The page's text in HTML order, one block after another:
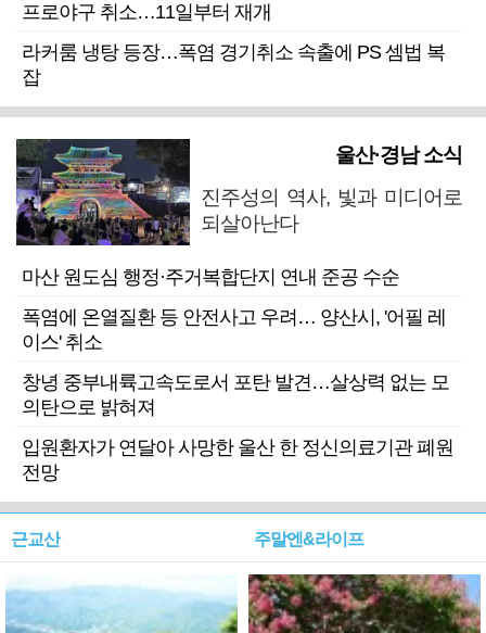
프로야구 취소…11일부터 재개
라커룸 냉탕 등장…폭염 경기취소 속출에 PS 셈법 복
잡
울산·경남 소식
진주성의 역사, 빛과 미디어로
되살아난다
마산 원도심 행정·주거복합단지 연내 준공 수순
폭염에 온열질환 등 안전사고 우려… 양산시, '어필 레
이스' 취소
창녕 중부내륙고속도로서 포탄 발견…살상력 없는 모
의탄으로 밝혀져
입원환자가 연달아 사망한 울산 한 정신의료기관 폐원
전망
근교산 주말엔&라이프